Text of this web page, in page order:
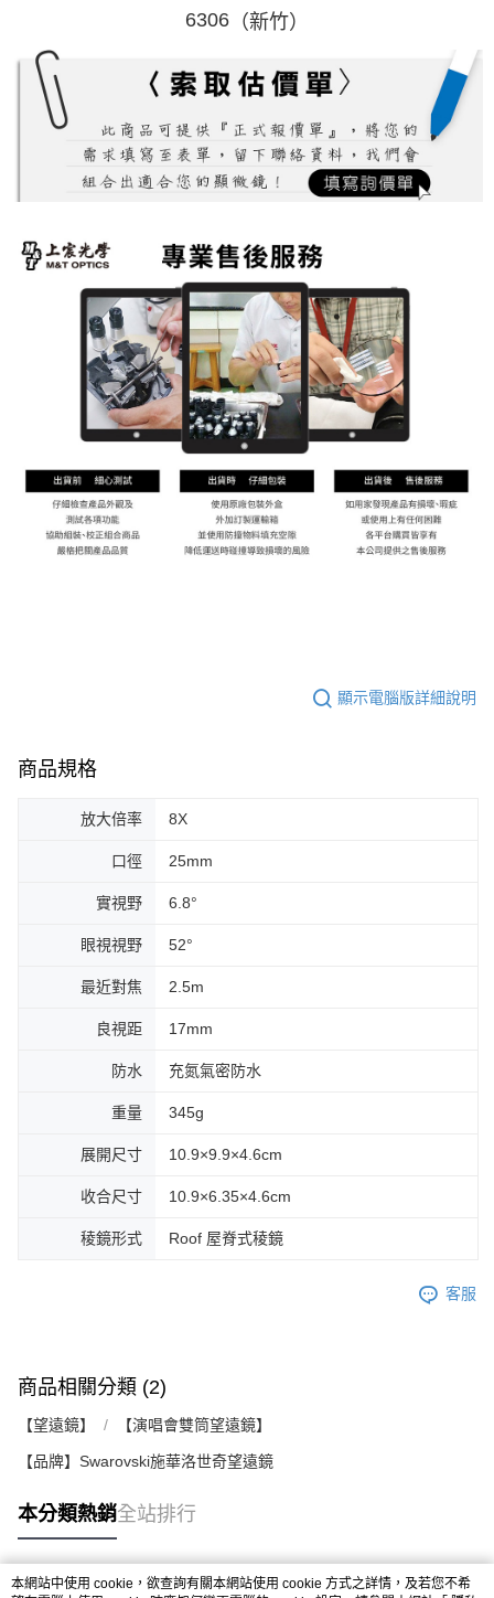
6306 （新竹）
顯示電腦版詳細說明
商品規格
放大倍率 8X
口徑 25mm
實視野 6.8°
眼視視野 52°
最近對焦 2.5m
良視距 17mm
防水 充氮氣密防水
重量 345g
展開尺寸 10.9×9.9×4.6cm
收合尺寸 10.9×6.35×4.6cm
稜鏡形式 Roof 屋脊式稜鏡
客服
商品相關分類 (2)
【望遠鏡】 【演唱會雙筒望遠鏡】
【品牌】Swarovski施華洛世奇望遠鏡
本分類熱銷全站排行
本網站中使用 cookie，欲查詢有關本網站使用 cookie 方式之詳情，及若您不希